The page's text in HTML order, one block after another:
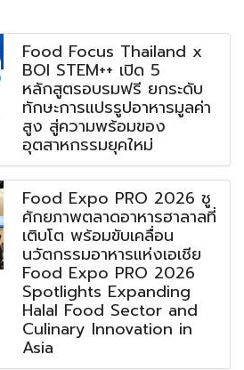
Food Focus Thailand x
BOI STEM++ เปิด 5
หลักสูตรอบรมฟรี ยกระดับ
ทักษะการแปรรูปอาหารมูลค่า
สูง สู่ความพร้อมของ
อุตสาหกรรมยุคใหม่
Food Expo PRO 2026 ชู
ศักยภาพตลาดอาหารฮาลาลที่
เติบโต พร้อมขับเคลื่อน
นวัตกรรมอาหารแห่งเอเชีย
Food Expo PRO 2026
Spotlights Expanding
Halal Food Sector and
Culinary Innovation in
Asia